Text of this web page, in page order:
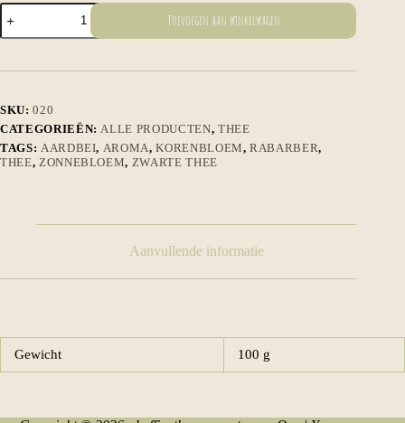
Droom
der
Zuiderzee
Toevoegen aan winkelwagen
SKU:020
CATEGORIEËN: ALLE PRODUCTEN, THEE
TAGS: AARDBEI, AROMA,KORENBLOEM,RABARBER,
THEE, ZONNEBLOEM, ZWARTE THEE
Aanvullende informatie
Gewicht 100 g